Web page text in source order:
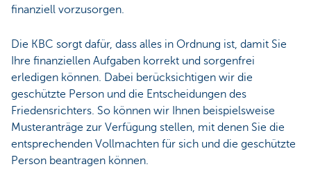
finanziell vorzusorgen.
Die KBC sorgt dafür, dass alles in Ordnung ist, damit Sie
Ihre finanziellen Aufgaben korrekt und sorgenfrei
erledigen können. Dabei berücksichtigen wir die
geschützte Person und die Entscheidungen des
Friedensrichters. So können wir Ihnen beispielsweise
Musteranträge zur Verfügung stellen, mit denen Sie die
entsprechenden Vollmachten für sich und die geschützte
Person beantragen können.